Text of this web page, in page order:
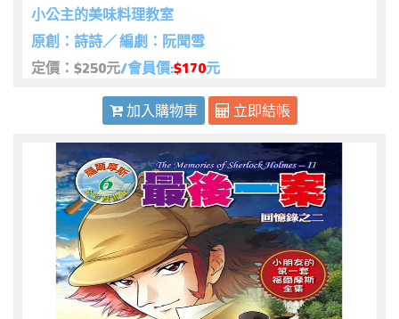
小公主的美味料理教室
原創：詩詩／ 編劇：阮聞雪
定價：$250元/會員價:$170元
加入購物車
立即結帳